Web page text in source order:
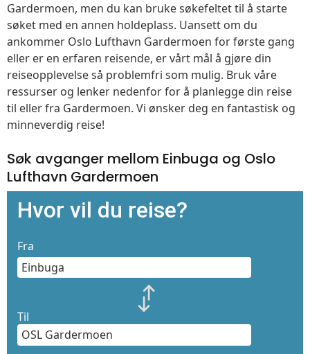
Gardermoen, men du kan bruke søkefeltet til å starte
søket med en annen holdeplass. Uansett om du
ankommer Oslo Lufthavn Gardermoen for første gang
eller er en erfaren reisende, er vårt mål å gjøre din
reiseopplevelse så problemfri som mulig. Bruk våre
ressurser og lenker nedenfor for å planlegge din reise
til eller fra Gardermoen. Vi ønsker deg en fantastisk og
minneverdig reise!
Søk avganger mellom Einbuga og Oslo
Lufthavn Gardermoen
Hvor vil du reise?
Fra
Til